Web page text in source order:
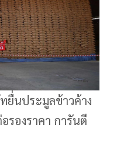
ยื่นประมูลข้าวค้าง
รองราคา การันตี